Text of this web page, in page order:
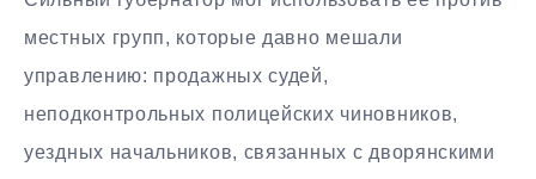
местных групп, которые давно мешали
управлению: продажных судей,
неподконтрольных полицейских чиновников,
уездных начальников, связанных с дворянскими